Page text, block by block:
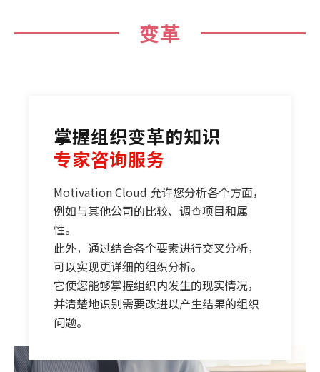
变革
掌握组织变革的知识
专家咨询服务
Motivation Cloud 允许您分析各个方面，
例如与其他公司的比较、调查项目和属
性。
此外，通过结合各个要素进行交叉分析，
可以实现更详细的组织分析。
它使您能够掌握组织内发生的现实情况，
并清楚地识别需要改进以产生结果的组织
问题。